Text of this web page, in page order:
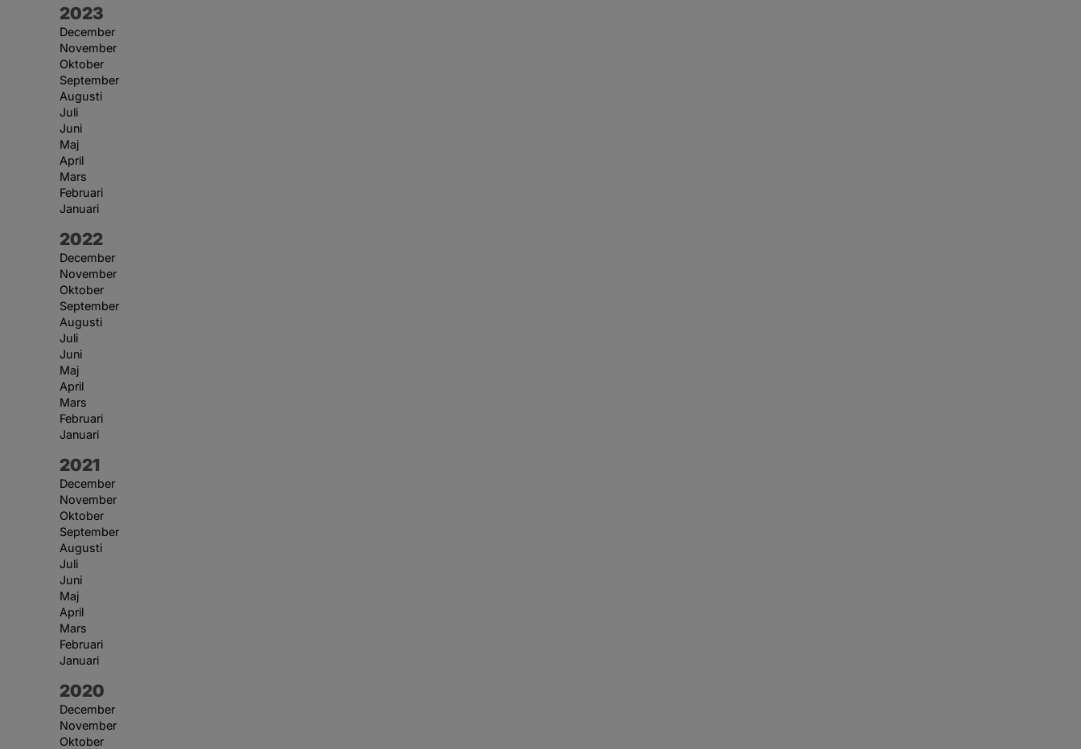
År:
2023
December
November
Oktober
September
Augusti
Juli
Juni
Maj
April
Mars
Februari
Januari
År:
2022
December
November
Oktober
September
Augusti
Juli
Juni
Maj
April
Mars
Februari
Januari
År:
2021
December
November
Oktober
September
Augusti
Juli
Juni
Maj
April
Mars
Februari
Januari
År:
2020
December
November
Oktober